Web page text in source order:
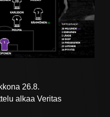
26.8.
alkaa Veritas